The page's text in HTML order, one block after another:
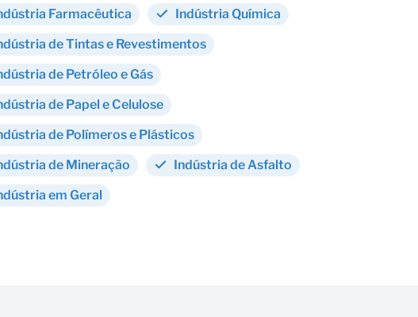
Farmacêutica
Indústria Química
de Tintas e Revestimentos
de Petróleo e Gás
de Papel e Celulose
de Polímeros e Plásticos
de Mineração
Indústria de Asfalto
em Geral